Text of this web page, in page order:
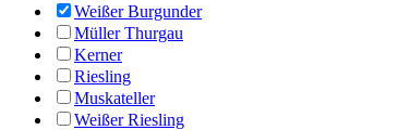
Weißer Burgunder
Müller Thurgau
Kerner
Riesling
Muskateller
Weißer Riesling